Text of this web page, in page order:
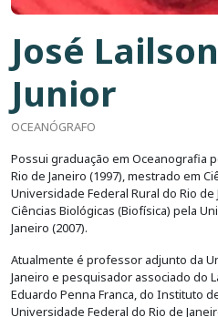
José
Junior
OCEANÓGRAFO
Possui graduação em Oceanografia
Rio de Janeiro (1997), mestrado em
Universidade Federal Rural do Rio
Ciências Biológicas (Biofísica) pela
Janeiro (2007).
Atualmente é professor adjunto da
Janeiro e pesquisador associado do
Eduardo Penna Franca, do Instituto
Universidade Federal do Rio de